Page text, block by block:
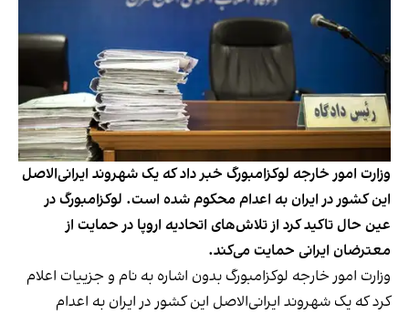
وزارت امور خارجه لوکزامبورگ خبر داد که یک شهروند ایرانی‌‌الاصل
این کشور در ایران به اعدام محکوم شده است. لوکزامبورگ در
عین حال تاکید کرد از تلاش‌های اتحادیه اروپا در حمایت از
معترضان ایرانی حمایت می‌کند.
وزارت امور خارجه لوکزامبورگ بدون اشاره به نام و جزییات اعلام
کرد که یک شهروند ایرانی‌‌الاصل این کشور در ایران به اعدام